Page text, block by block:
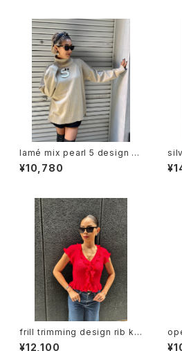
lamé mix pearl 5 design kn
it tunic ニット チュニック セー
ター タートル ラメ キラキラ パー
¥10,780
メ
frill trimming design rib kni
t tops トップス リブニット ニッ
¥12,100